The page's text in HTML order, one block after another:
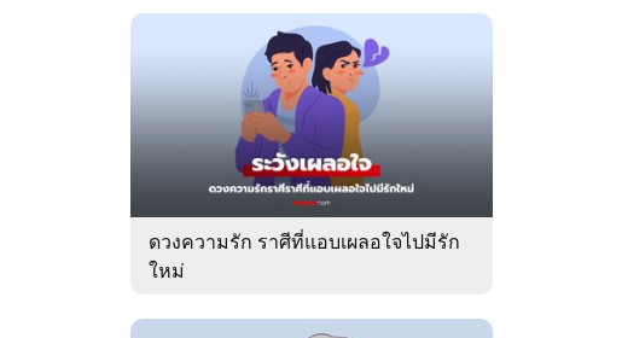
ดวงความรัก ราศีที่แอบเผลอใจไปมีรัก
ใหม่